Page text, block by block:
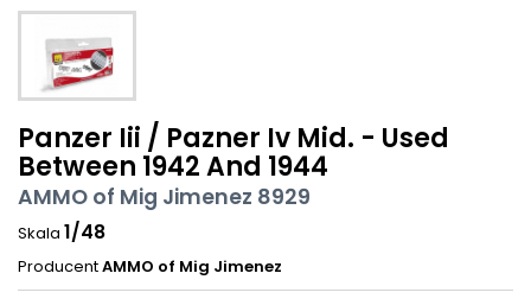
Panzer Iii / Pazner Iv Mid. - Used
Between 1942 And 1944
AMMO of Mig Jimenez 8929
Skala 1/48
ProducentAMMO of Mig Jimenez